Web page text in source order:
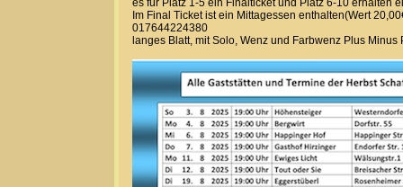
es für Platz 1-5 ein Finalticket und Platz 6-10 erhalten
Im Final Ticket ist ein Mittagessen enthalten(Wert
017644224380
langes Blatt, mit Solo, Wenz und Farbwenz Plus Minus